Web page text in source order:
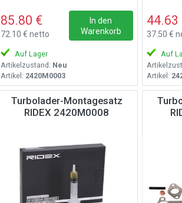
85.80 €
72.10 € netto
In den
Warenkorb
Auf Lager
Artikelzustand: Neu
Artikel: 2420M0003
44.63
37.50 €
Auf
Artikel:
Turbolader-Montagesatz
RIDEX 2420M0008